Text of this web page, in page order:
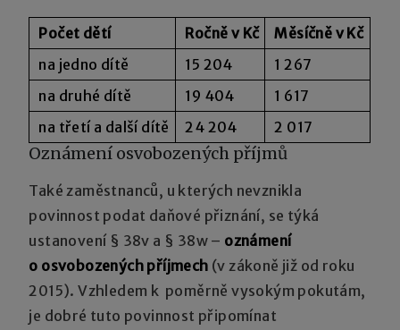
Počet dětí Ročně v Kč
Měsíčně v Kč
na jedno dítě
15 204
1 267
na druhé dítě
19 404
1 617
na třetí a další dítě
24 204 2 017
Oznámení osvobozených příjmů
Také zaměstnanců, u kterých nevznikla
povinnost podat daňové přiznání, se týká
ustanovení § 38v a § 38w – oznámení
o osvobozených příjmech (v zákoně již od roku
2015). Vzhledem k poměrně vysokým pokutám,
je dobré tuto povinnost připomínat